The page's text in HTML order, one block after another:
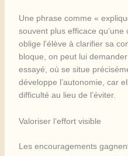
Une phrase comme «
souvent plus efficace
oblige l’élève à clarifier sa
bloque, on peut lui
essayé, où se situe
développe l’autonomie, car
difficulté au lieu de l’éviter.
Valoriser l’effort visible
Les encouragements